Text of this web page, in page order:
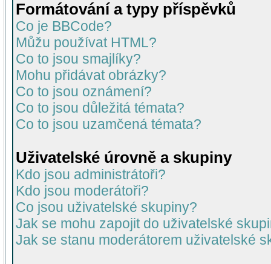
Formátování a typy příspěvků
Co je BBCode?
Můžu používat HTML?
Co to jsou smajlíky?
Mohu přidávat obrázky?
Co to jsou oznámení?
Co to jsou důležitá témata?
Co to jsou uzamčená témata?
Uživatelské úrovně a skupiny
Kdo jsou administrátoři?
Kdo jsou moderátoři?
Co jsou uživatelské skupiny?
Jak se mohu zapojit do uživatelské
Jak se stanu moderátorem uživatelské